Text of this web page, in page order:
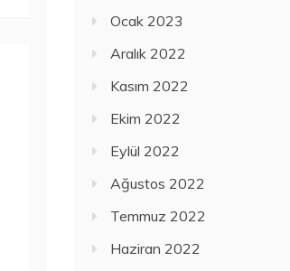
Ocak 2023
Aralık 2022
Kasım 2022
Ekim 2022
Eylül 2022
Ağustos 2022
Temmuz 2022
Haziran 2022